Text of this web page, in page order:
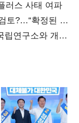
러스 사태 여파
토?…“확정된 바
연구소와 개발